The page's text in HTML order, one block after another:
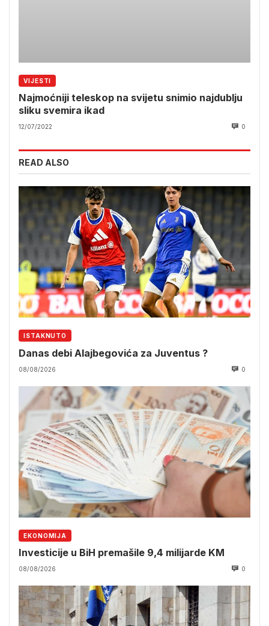
VIJESTI
Najmoćniji teleskop na svijetu snimio najdublju
sliku svemira ikad
12/07/2022 0
READ ALSO
ISTAKNUTO
Danas debi Alajbegovića za Juventus ?
08/08/2026 0
EKONOMIJA
Investicije u BiH premašile 9,4 milijarde KM
08/08/2026 0